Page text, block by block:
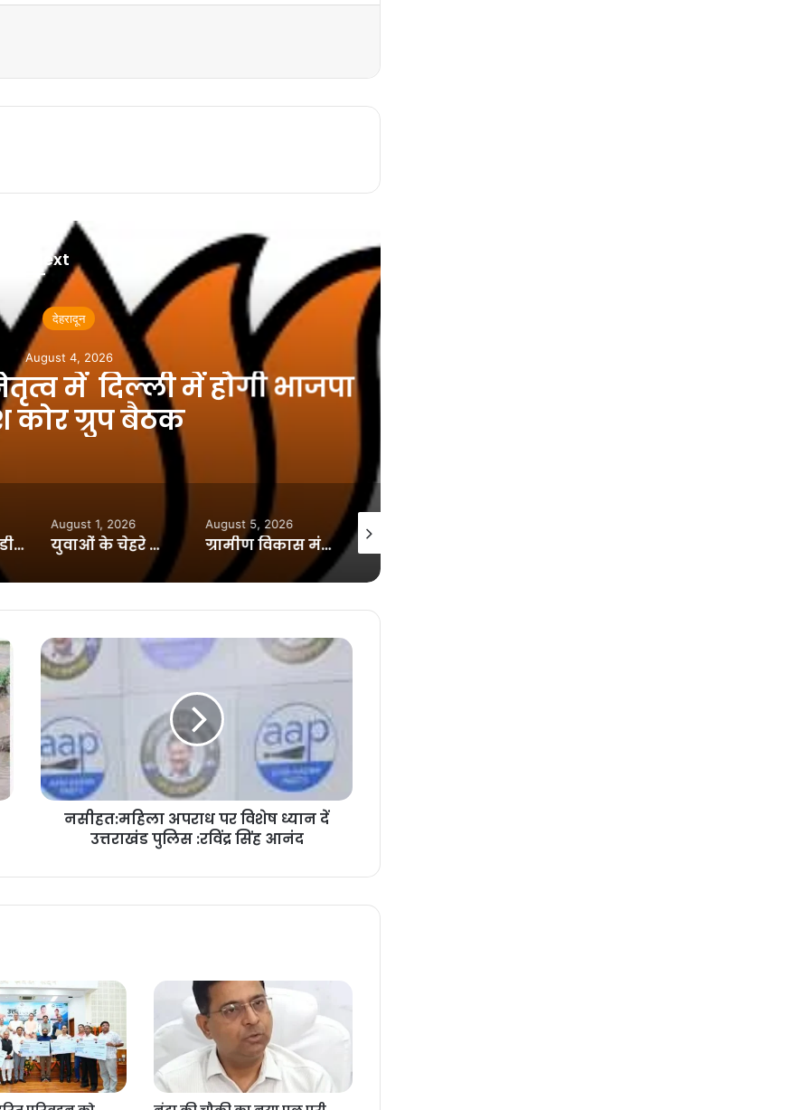
Next
देहरादून
4, 2026
में दिल्ली में होगी भाजपा
ग्रुप बैठक
सड़क सुरक्षा पर डीएम का सख्त एक्श
August 1, 2026
युवाओं के चेहरे का आत्मविश्वास बताता है कि भारत का भविष्य सुरक्षित हाथों में है: मुख्यमंत्री धामी
August 5, 2026
ग्रामीण विकास मंत्री भरत सिंह चौधरी ने प्रधानमंत्री ग्राम सड़क योजना (PMGSY) के कार्यों की प्रगति एवं वन स्वीकृति की समीक्षा की
नसीहत:महिला अपराध पर विशेष ध्यान दें
उत्तराखंड पुलिस :रविंद्र सिंह आनंद